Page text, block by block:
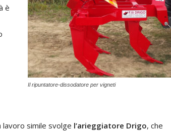
Il ripuntatore-dissodatore per vigneti
è
lavoro simile svolge l’arieggiatore Drigo, che